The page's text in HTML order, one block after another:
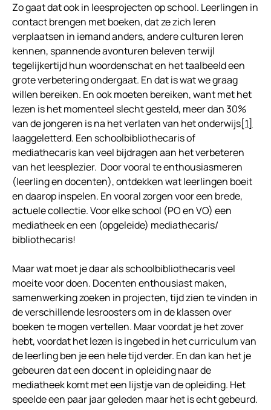
Zo gaat dat ook in leesprojecten op school. Leerlingen in
contact brengen met boeken, dat ze zich leren
verplaatsen in iemand anders, andere culturen leren
kennen, spannende avonturen beleven terwijl
tegelijkertijd hun woordenschat en het taalbeeld een
grote verbetering ondergaat. En dat is wat we graag
willen bereiken. En ook moeten bereiken, want met het
lezen is het momenteel slecht gesteld, meer dan 30%
van de jongeren is na het verlaten van het onderwijs[1]
laaggeletterd. Een schoolbibliothecaris of
mediathecaris kan veel bijdragen aan het verbeteren
van het leesplezier. Door vooral te enthousiasmeren
(leerling en docenten), ontdekken wat leerlingen boeit
en daarop inspelen. En vooral zorgen voor een brede,
actuele collectie. Voor elke school (PO en VO) een
mediatheek en een (opgeleide) mediathecaris/
bibliothecaris!
Maar wat moet je daar als schoolbibliothecaris veel
moeite voor doen. Docenten enthousiast maken,
samenwerking zoeken in projecten, tijd zien te vinden in
de verschillende lesroosters om in de klassen over
boeken te mogen vertellen. Maar voordat je het zover
hebt, voordat het lezen is ingebed in het curriculum van
de leerling ben je een hele tijd verder. En dan kan het je
gebeuren dat een docent in opleiding naar de
mediatheek komt met een lijstje van de opleiding. Het
speelde een paar jaar geleden maar het is echt gebeurd.